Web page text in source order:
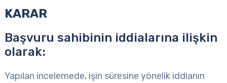
KARAR
Başvuru sahibinin iddialarına ilişkin
olarak:
Yapılan incelemede, işin süresine yönelik iddianın